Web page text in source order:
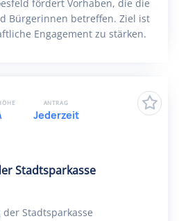
fördert Vorhaben, die die
Bürgerinnen betreffen. Ziel ist
Engagement zu stärken.
Stadtsparkasse
Stadtsparkasse
ANTRAG
Jederzeit